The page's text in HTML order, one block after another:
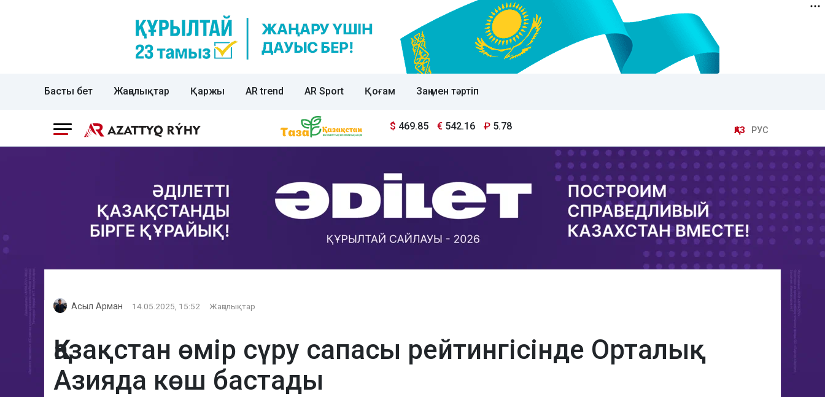
Басты бет Жаңалықтар Қаржы AR trend AR Sport Қоғам Заң мен тәртіп
$ 469.85 € 542.16 ₽ 5.78 ҚАЗ РУС
Асыл Арман 14.05.2025, 15:52 Жаңалықтар
Қазақстан өмір сүру сапасы рейтингісінде Орталық
Азияда көш бастады